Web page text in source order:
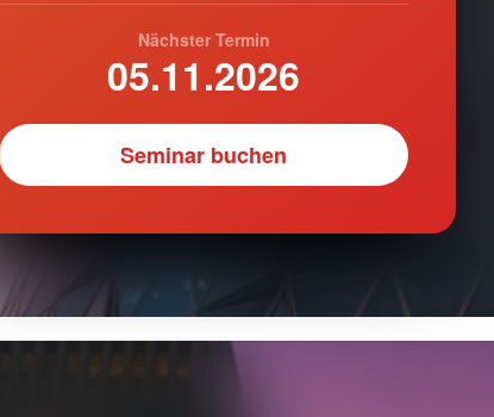
Nächster Termin
05.11.2026
Seminar buchen